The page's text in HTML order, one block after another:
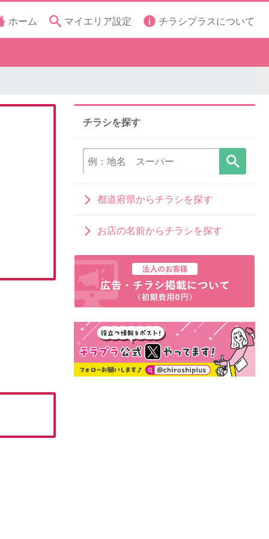
ホーム マイエリア設定 チラシプラスについて
チラシを探す
都道府県からチラシを探す
お店の名前からチラシを探す